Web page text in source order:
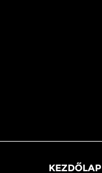
KEZDŐLAP